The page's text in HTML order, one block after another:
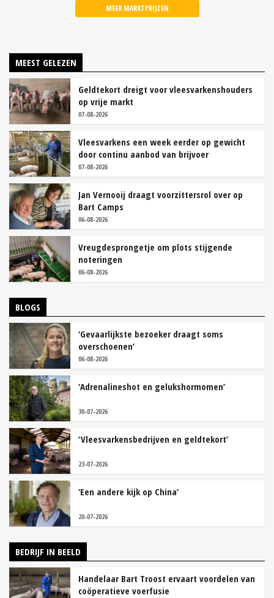
MEER MARKTPRIJZEN
MEEST GELEZEN
Geldtekort dreigt voor vleesvarkenshouders
op vrije markt
07-08-2026
Vleesvarkens een week eerder op gewicht
door continu aanbod van brijvoer
07-08-2026
Jan Vernooij draagt voorzittersrol over op
Bart Camps
06-08-2026
Vreugdesprongetje om plots stijgende
noteringen
06-08-2026
BLOGS
‘Gevaarlijkste bezoeker draagt soms
overschoenen’
06-08-2026
‘Adrenalineshot en gelukshormomen’
30-07-2026
‘Vleesvarkensbedrijven en geldtekort’
23-07-2026
‘Een andere kijk op China’
20-07-2026
BEDRIJF IN BEELD
Handelaar Bart Troost ervaart voordelen van
coöperatieve voerfusie